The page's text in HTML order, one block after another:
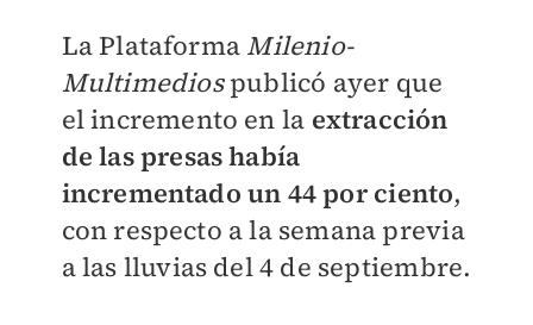
La Plataforma Milenio-
Multimediospublicó ayer que
el incremento en la extracción
de las presas había
incrementado un 44 por ciento,
con respecto a la semana previa
a las lluvias del 4 de septiembre.